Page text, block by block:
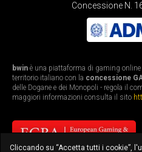
Concessione N.
bwin è una piattaforma di gaming online
territorio italiano con la concessione
delle Dogane e dei Monopoli - regola il
maggiori informazioni consulta il sito
Cliccando su “Accetta tutti i cookie”,